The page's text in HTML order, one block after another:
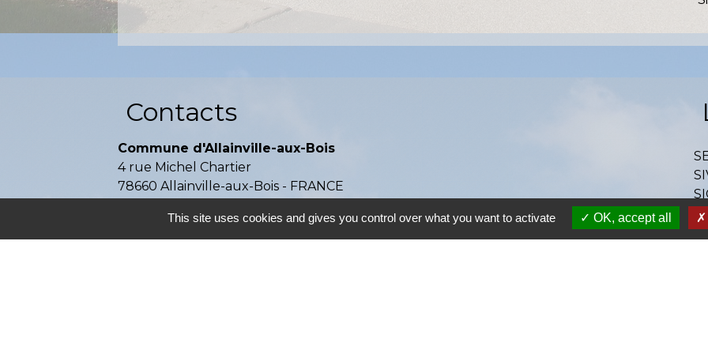
Contacts
Commune d'Allainville-aux-Bois
4 rue Michel Chartier
78660 Allainville-aux-Bois - FRANCE
This site uses cookies and gives you control over what you want to activate OK, accept all